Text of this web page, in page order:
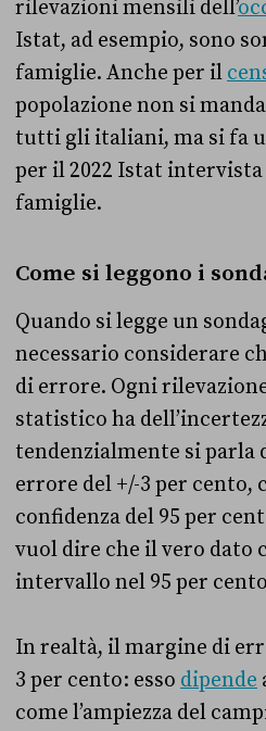
rilevazioni mensili dell’
Istat, ad esempio, sono
famiglie. Anche per il
popolazione non si
tutti gli italiani, ma si fa
per il 2022 Istat
famiglie.
Come si leggono i
Quando si legge un
necessario considerare
di errore. Ogni
statistico ha
tendenzialmente si parla
errore del +/-3 per
confidenza del 95 per
vuol dire che il vero dato
intervallo nel 95 per
In realtà, il margine di
3 per cento: esso dipende
come l’ampiezza del